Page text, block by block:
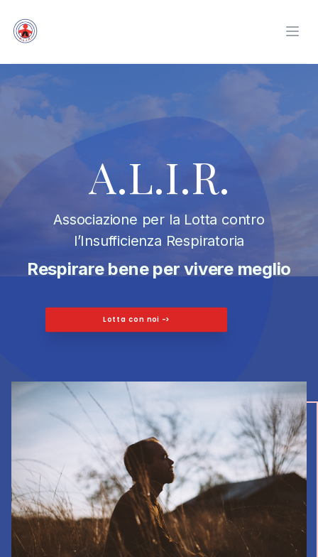
A.L.I.R.
Apri
A.L.I.R.
Associazione per la Lotta contro
l’Insufficienza Respiratoria
Respirare bene per vivere meglio
Lotta con noi ->